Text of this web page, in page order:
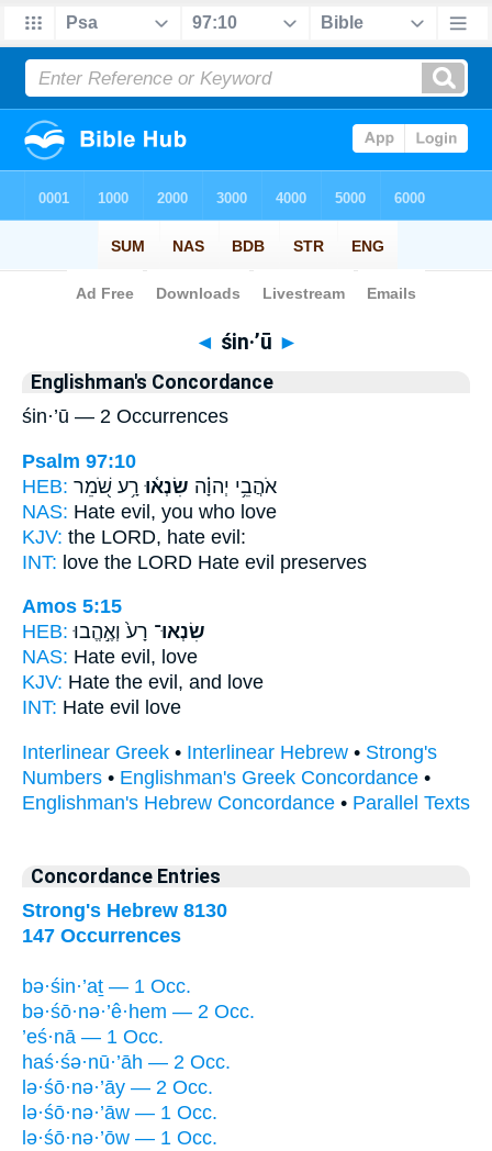
Bible> Strong's > Hebrew
◄ śin·’ū ►
Englishman's Concordance
śin·’ū — 2 Occurrences
Psalm 97:10
HEB:
אֹהֲבֵ֥י יְהוָ֗ה שִׂנְא֫וּ רָ֥ע שֹׁ֭מֵר
NAS: Hate evil, you who love
KJV: the LORD, hate evil:
INT: love the LORD Hate evil preserves
Amos 5:15
HEB:
שִׂנְאוּ־ רָע֙ וְאֶ֣הֱבוּ
NAS: Hate evil, love
KJV: Hate the evil, and love
INT: Hate evil love
Interlinear Greek • Interlinear Hebrew • Strong's
Numbers • Englishman's Greek Concordance •
Englishman's Hebrew Concordance • Parallel Texts
Concordance Entries
Strong's Hebrew 8130
147 Occurrences
bə·śin·’aṯ — 1 Occ.
bə·śō·nə·’ê·hem — 2 Occ.
’eś·nā — 1 Occ.
haś·śə·nū·’āh — 2 Occ.
lə·śō·nə·’āy — 2 Occ.
lə·śō·nə·’āw — 1 Occ.
lə·śō·nə·’ōw — 1 Occ.